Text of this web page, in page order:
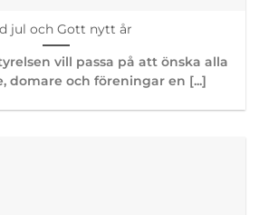
jul och Gott nytt år
vill passa på att önska alla
domare och föreningar en [...]